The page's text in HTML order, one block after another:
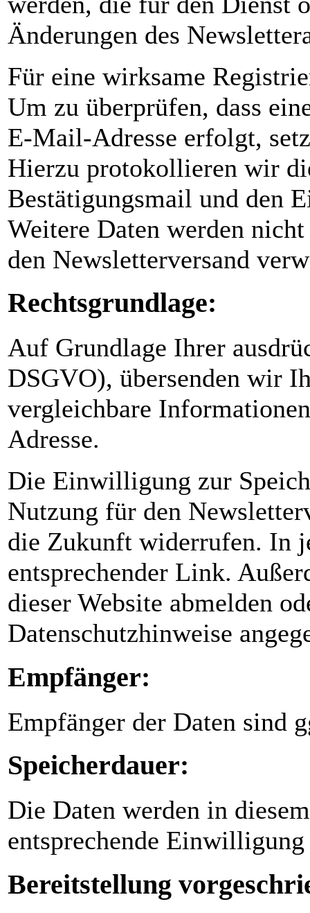
Änderungen des
Für eine wirksame
Um zu überprüfen, dass
E-Mail-Adresse erfolgt,
Hierzu protokollieren wir
Bestätigungsmail und den
Weitere Daten werden
den Newsletterversand
Rechtsgrundlage:
Auf Grundlage Ihrer
DSGVO), übersenden wir
vergleichbare
Adresse.
Die Einwilligung zur
Nutzung für den
die Zukunft widerrufen. In
entsprechender Link.
dieser Website abmelden
Datenschutzhinweise
Empfänger:
Empfänger der Daten sind
Speicherdauer:
Die Daten werden in
entsprechende
Bereitstellung